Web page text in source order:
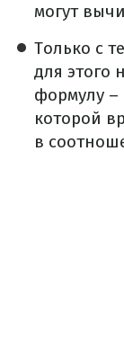
могут
Только с
для этого
формулу –
которой
в